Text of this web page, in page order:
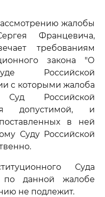
жалобы
Францевича,
требованиям
закона "О
Российской
с которыми жалоба
Российской
допустимой, и
в ней
Суду Российской
Суда
по данной жалобе
не подлежит.